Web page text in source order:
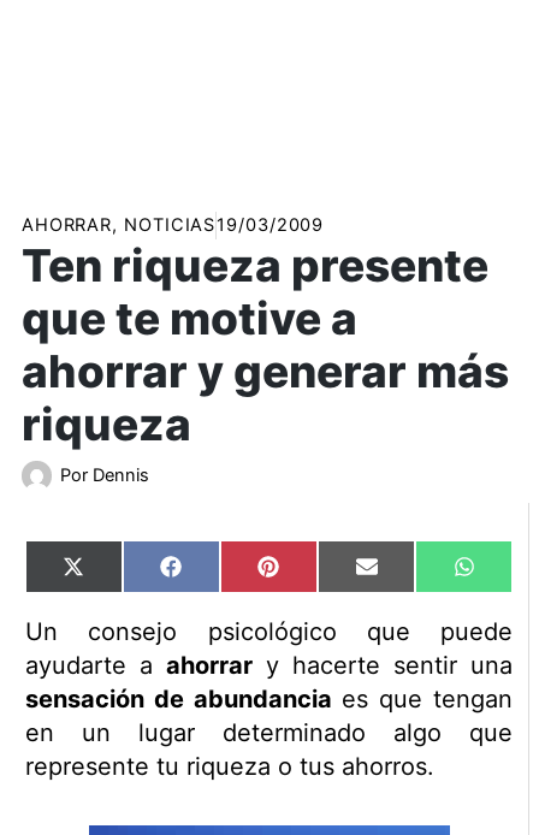
AHORRAR, NOTICIAS19/03/2009
Ten riqueza presente
que te motive a
ahorrar y generar más
riqueza
Por Dennis
Compartir
en
X
(Twitter)
Compartir
en
Facebook Compartir
en
Pinterest Compartir
en
Email
en
Un consejo psicológico que puede
ayudarte a ahorrary hacerte sentir una
sensación de abundancia es que tengan
en un lugar determinado algo que
represente tu riqueza o tus ahorros.